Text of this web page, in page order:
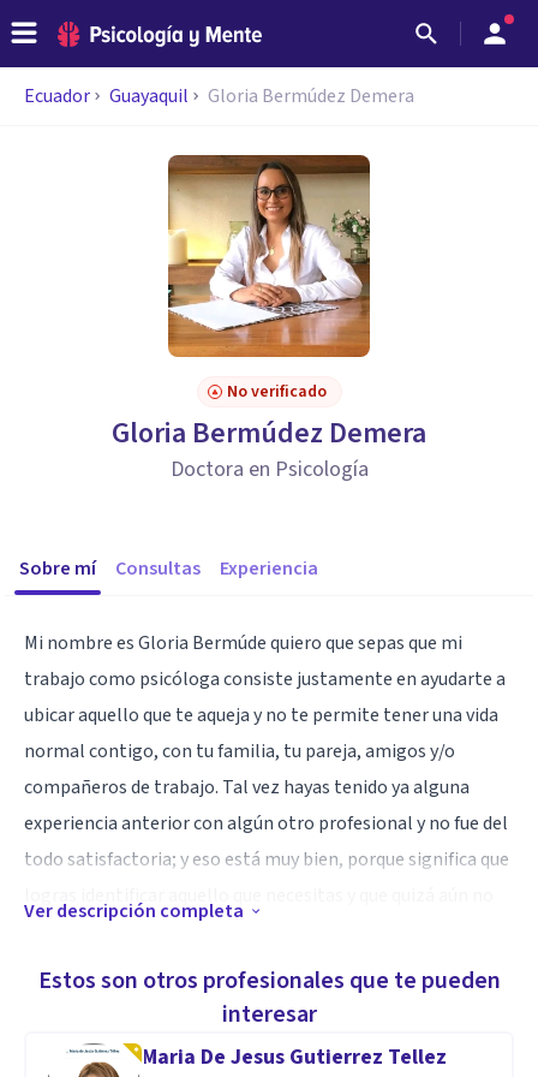
Ecuador Guayaquil Gloria Bermúdez Demera
No verificado
Gloria Bermúdez Demera
Doctora en Psicología
Sobre mí Consultas Experiencia
Mi nombre es Gloria Bermúde quiero que sepas que mi
trabajo como psicóloga consiste justamente en ayudarte a
ubicar aquello que te aqueja y no te permite tener una vida
normal contigo, con tu familia, tu pareja, amigos y/o
compañeros de trabajo. Tal vez hayas tenido ya alguna
experiencia anterior con algún otro profesional y no fue del
todo satisfactoria; y eso está muy bien, porque significa que
Tal vez te sientas un poco incómodo(a) hablando de tus
problemas con una persona extraña. Por esto déjame
Ver descripción completa
Estos son otros profesionales que te pueden
interesar
Maria De Jesus Gutierrez Tellez